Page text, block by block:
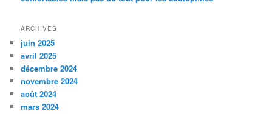
ARCHIVES
juin 2025
avril 2025
décembre 2024
novembre 2024
août 2024
mars 2024